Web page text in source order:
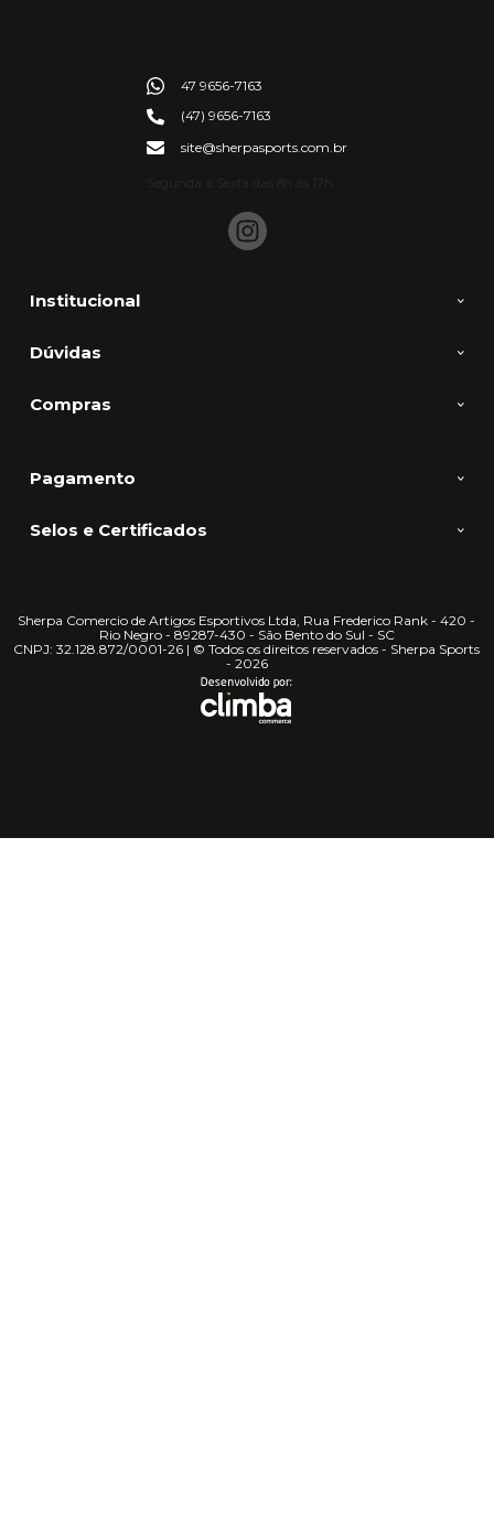
Institucional
Dúvidas
Compras
47 9656-7163
(47) 9656-7163
site@sherpasports.com.br
Pagamento
Selos e Certificados
Sherpa Comercio de Artigos Esportivos Ltda, Rua Frederico Rank - 420 -
Rio Negro - 89287-430 - São Bento do Sul - SC
CNPJ: 32.128.872/0001-26 | © Todos os direitos reservados - Sherpa Sports
- 2026